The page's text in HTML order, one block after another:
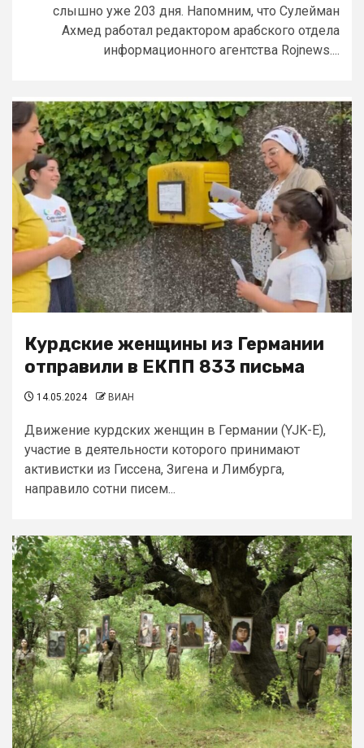
слышно уже 203 дня. Напомним, что Сулейман
Ахмед работал редактором арабского отдела
информационного агентства Rojnews....
Курдские женщины из Германии
отправили в ЕКПП 833 письма
14.05.2024 ВИАН
Движение курдских женщин в Германии (YJK-E),
участие в деятельности которого принимают
активистки из Гиссена, Зигена и Лимбурга,
направило сотни писем...